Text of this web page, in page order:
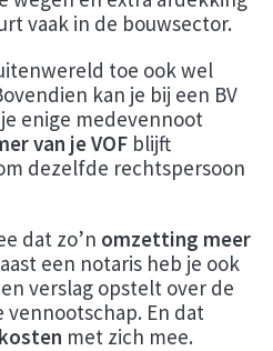
vaak in de bouwsector.
toe ook wel
kan je bij een BV
enige medevennoot
van je VOF blijft
dezelfde rechtspersoon
dat zo’n omzetting meer
een notaris heb je ook
verslag opstelt over de
vennootschap. En dat
met zich mee.